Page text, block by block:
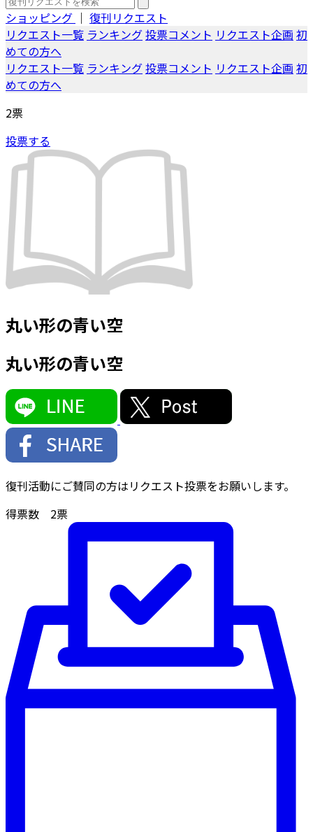
ショッピング ｜ 復刊リクエスト
リクエスト一覧 ランキング投票コメント リクエスト企画 初
めての方へ
リクエスト一覧 ランキング投票コメント リクエスト企画 初
めての方へ
2票
投票する
丸い形の青い空
丸い形の青い空
復刊活動にご賛同の方はリクエスト投票をお願いします。
得票数 2票